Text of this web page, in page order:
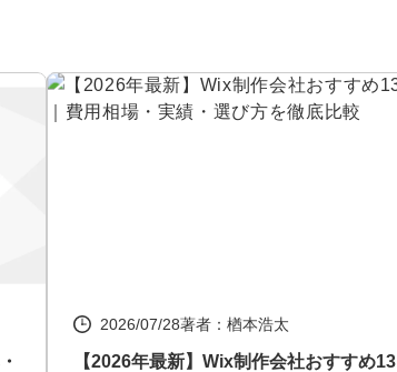
2026/07/28著者：楢本浩太
【2026年最新】Wix制作会社おすすめ13